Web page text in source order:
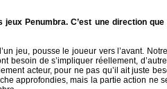
Penumbra. C’est une direction
jeu, pousse le joueur vers l’avant.
de s’impliquer réellement,
acteur, pour ne pas qu’il ait juste
approfondies, mais la partie action ne